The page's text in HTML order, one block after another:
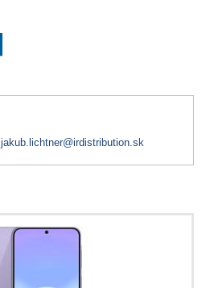
jakub.lichtner@irdistribution.sk